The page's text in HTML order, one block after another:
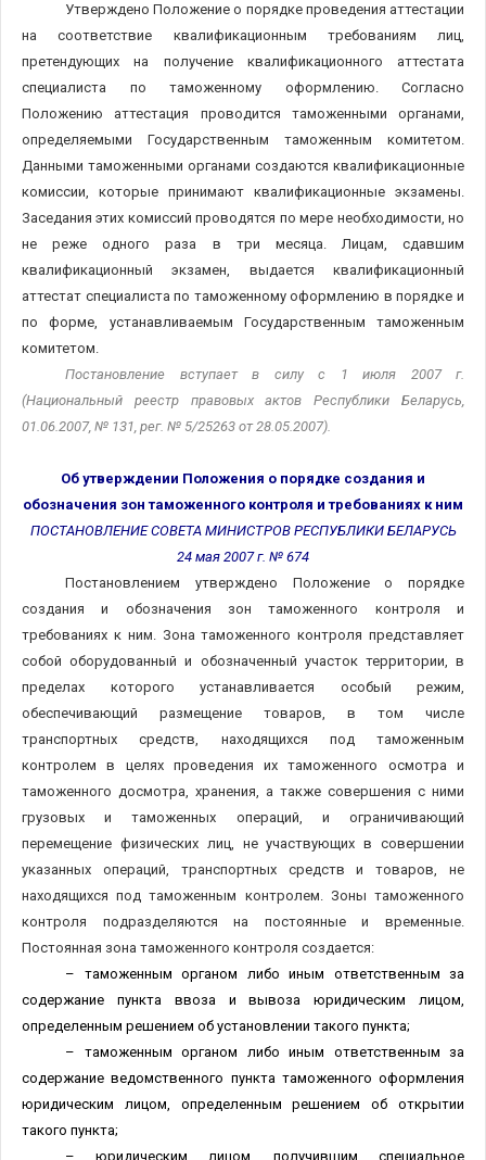
Утверждено Положение о порядке проведения аттестации
на соответствие квалификационным требованиям лиц,
претендующих на получение квалификационного аттестата
специалиста по таможенному оформлению. Согласно
Положению аттестация проводится таможенными органами,
определяемыми Государственным таможенным комитетом.
Данными таможенными органами создаются квалификационные
комиссии, которые принимают квалификационные экзамены.
Заседания этих комиссий проводятся по мере необходимости, но
не реже одного раза в три месяца. Лицам, сдавшим
квалификационный экзамен, выдается квалификационный
аттестат специалиста по таможенному оформлению в порядке и
по форме, устанавливаемым Государственным таможенным
комитетом.
Постановление вступает в силу с 1 июля 2007 г.
(Национальный реестр правовых актов Республики Беларусь,
01.06.2007, № 131, рег. № 5/25263 от 28.05.2007).
Об утверждении Положения о порядке создания и
обозначения зон таможенного контроля и требованиях к ним
ПОСТАНОВЛЕНИЕ СОВЕТА МИНИСТРОВ РЕСПУБЛИКИ БЕЛАРУСЬ
24 мая 2007 г. № 674
Постановлением утверждено Положение о порядке
создания и обозначения зон таможенного контроля и
требованиях к ним. Зона таможенного контроля представляет
собой оборудованный и обозначенный участок территории, в
пределах которого устанавливается особый режим,
обеспечивающий размещение товаров, в том числе
транспортных средств, находящихся под таможенным
контролем в целях проведения их таможенного осмотра и
таможенного досмотра, хранения, а также совершения с ними
грузовых и таможенных операций, и ограничивающий
перемещение физических лиц, не участвующих в совершении
указанных операций, транспортных средств и товаров, не
находящихся под таможенным контролем. Зоны таможенного
контроля подразделяются на постоянные и временные.
Постоянная зона таможенного контроля создается:
– таможенным органом либо иным ответственным за
содержание пункта ввоза и вывоза юридическим лицом,
определенным решением об установлении такого пункта;
– таможенным органом либо иным ответственным за
содержание ведомственного пункта таможенного оформления
юридическим лицом, определенным решением об открытии
такого пункта;
– юридическим лицом, получившим специальное